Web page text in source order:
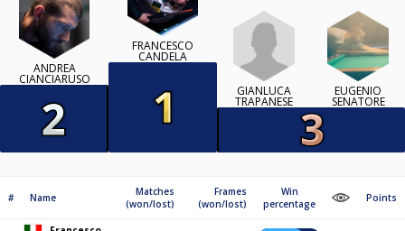
ANDREA
CIANCIARUSO
FRANCESCO
CANDELA
GIANLUCA
TRAPANESE
EUGENIO
SENATORE
# Name
Matches
(won/lost)
Frames
(won/lost)
Win
percentage
Points